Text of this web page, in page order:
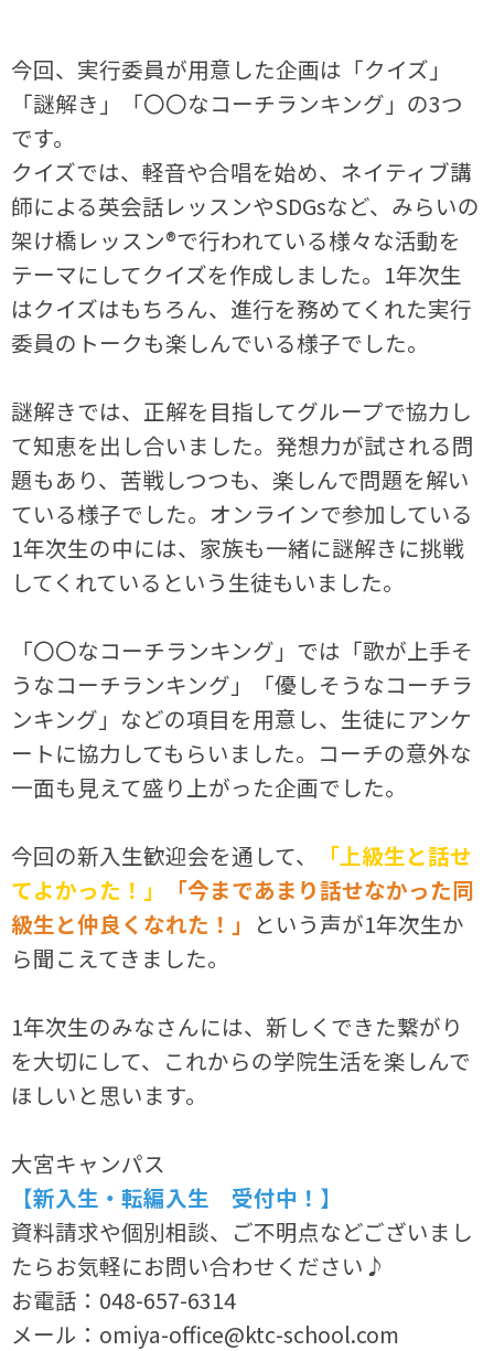
今回、実行委員が用意した企画は「クイズ」
「謎解き」「〇〇なコーチランキング」の3つ
です。
クイズでは、軽音や合唱を始め、ネイティブ講
師による英会話レッスンやSDGsなど、みらいの
架け橋レッスン®で行われている様々な活動を
テーマにしてクイズを作成しました。1年次生
はクイズはもちろん、進行を務めてくれた実行
委員のトークも楽しんでいる様子でした。
謎解きでは、正解を目指してグループで協力し
て知恵を出し合いました。発想力が試される問
題もあり、苦戦しつつも、楽しんで問題を解い
ている様子でした。オンラインで参加している
1年次生の中には、家族も一緒に謎解きに挑戦
してくれているという生徒もいました。
「〇〇なコーチランキング」では「歌が上手そ
うなコーチランキング」「優しそうなコーチラ
ンキング」などの項目を用意し、生徒にアンケ
ートに協力してもらいました。コーチの意外な
一面も見えて盛り上がった企画でした。
今回の新入生歓迎会を通して、
「上級生と話せ
てよかった！」
「今まであまり話せなかった同
級生と仲良くなれた！」 という声が1年次生か
ら聞こえてきました。
1年次生のみなさんには、新しくできた繋がり
を大切にして、これからの学院生活を楽しんで
ほしいと思います。
大宮キャンパス
【新入生・転編入生 受付中！】
資料請求や個別相談、ご不明点などございまし
たらお気軽にお問い合わせください♪
お電話：048-657-6314
メール：omiya-office@ktc-school.com